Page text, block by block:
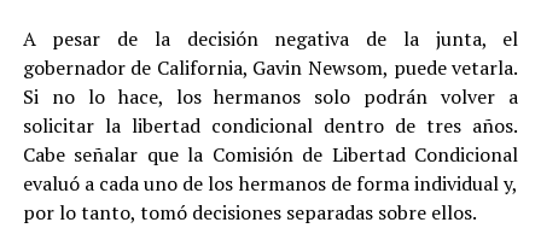
A pesar de la decisión negativa de la junta, el
gobernador de California, Gavin Newsom, puede vetarla.
Si no lo hace, los hermanos solo podrán volver a
solicitar la libertad condicional dentro de tres años.
Cabe señalar que la Comisión de Libertad Condicional
evaluó a cada uno de los hermanos de forma individual y,
por lo tanto, tomó decisiones separadas sobre ellos.